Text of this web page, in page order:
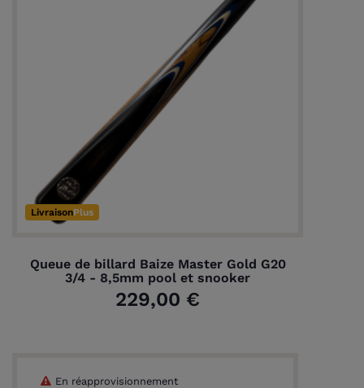
LivraisonPlus
Queue de billard Baize Master Gold G20
3/4 - 8,5mm pool et snooker
229,00 €
En réapprovisionnement